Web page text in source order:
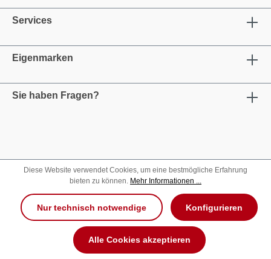
Services
Eigenmarken
Sie haben Fragen?
Diese Website verwendet Cookies, um eine bestmögliche Erfahrung
bieten zu können. Mehr Informationen ...
Nur technisch notwendige Konfigurieren
Alle Cookies akzeptieren